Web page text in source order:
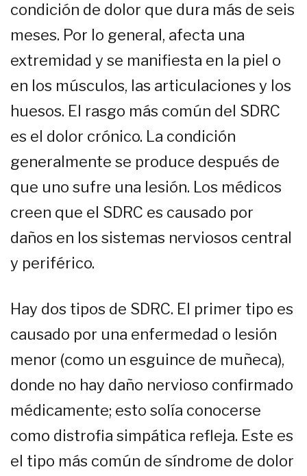
condición de dolor que dura más de seis
meses. Por lo general, afecta una
extremidad y se manifiesta en la piel o
en los músculos, las articulaciones y los
huesos. El rasgo más común del SDRC
es el dolor crónico. La condición
generalmente se produce después de
que uno sufre una lesión. Los médicos
creen que el SDRC es causado por
daños en los sistemas nerviosos central
y periférico.
Hay dos tipos de SDRC. El primer tipo es
causado por una enfermedad o lesión
menor (como un esguince de muñeca),
donde no hay daño nervioso confirmado
médicamente; esto solía conocerse
como distrofia simpática refleja. Este es
el tipo más común de síndrome de dolor